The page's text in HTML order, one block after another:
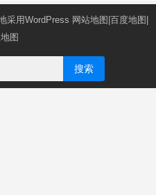
采用WordPress 网站地图 百度地图
图
搜索